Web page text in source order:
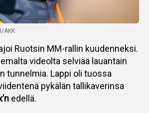
AKK
Ruotsin MM-rallin kuudenneksi.
videolta selviää lauantain
tunnelmia. Lappi oli tuossa
pykälän tallikaverinsa
edellä.